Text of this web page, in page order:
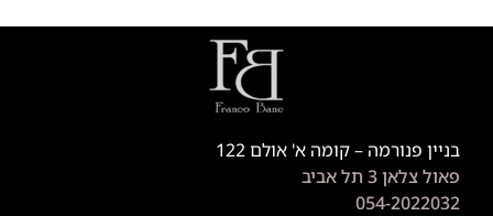
בניין פנורמה – קומה א' אולם 122
פאול צלאן 3 תל אביב
054-2022032